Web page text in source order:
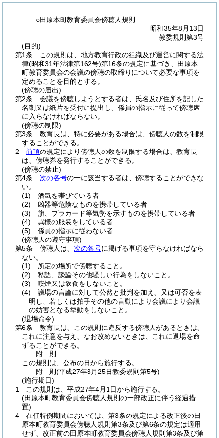
○田原本町教育委員会傍聴人規則
昭和35年8月13日
教委規則第3号
(目的)
第1条
この規則は、地方教育行政の組織及び運営に関する法
律(昭和31年法律第162号)第16条の規定に基づき、田原本
町教育委員会の会議の傍聴の取締りについて必要な事項を
定めることを目的とする。
(傍聴の届出)
第2条
会議を傍聴しようとする者は、氏名及び住所を記した
名刺又は紙片を受付に提出し、係員の指示に従って傍聴席
に入らなければならない。
(傍聴の制限)
第3条
教育長は、特に必要がある場合は、傍聴人の数を制限
することができる。
2
前項の規定により傍聴人の数を制限する場合は、教育長
は、傍聴券を発行することができる。
(傍聴の禁止)
第4条
次の各号の一に該当する者は、傍聴することができな
い。
(1)
酒気を帯びている者
(2)
凶器等危険なものを携帯している者
(3)
旗、プラカード等気勢を示すものを携帯している者
(4)
異様の服装をしている者
(5)
係員の指示に従わない者
(傍聴人の遵守事項)
第5条
傍聴人は、 次の各号に掲げる事項を守らなければなら
ない。
(1)
所定の場所で傍聴すること。
(2)
私語、談論その他騒しい行為をしないこと。
(3)
喫煙又は飲食をしないこと。
(4)
議場の言論に対して公然と批判を加え、又は可否を表
明し、若しくは拍手その他の言動により会議により会議
の妨害となる挙動をしないこと。
(退場命令)
第6条
教育長は、この規則に違反する傍聴人があるときは、
これに注意を与え、なお改めないときは、これに退場を命
ずることができる。
附 則
この規則は、公布の日から施行する。
附 則(平成27年3月25日教委規則第5号)
(施行期日)
1
この規則は、平成27年4月1日から施行する。
(田原本町教育委員会傍聴人規則の一部改正に伴う経過措
置)
4
在任特例期間においては、第3条の規定による改正後の田
原本町教育委員会傍聴人規則第3条及び第6条の規定は適用
せず、改正前の田原本町教育委員会傍聴人規則第3条及び第